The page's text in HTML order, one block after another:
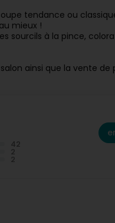
tendance ou
mieux !
sourcils à la pince,
ainsi que la vente de